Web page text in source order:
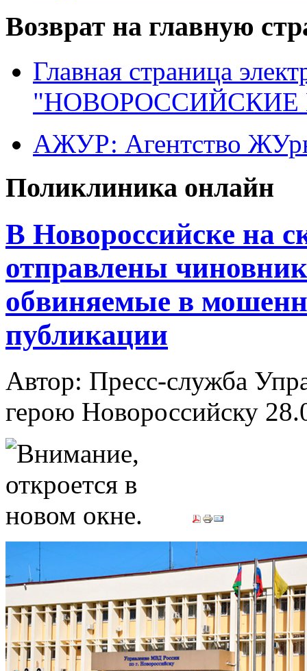
Возврат на главную
Главная страница
"НОВОРОССИЙСКИЕ
АЖУР: Агентство
Поликлиника онлайн
В Новороссийске на
отправлены
обвиняемые в
публикации
Автор: Пресс-служба
герою Новороссийску